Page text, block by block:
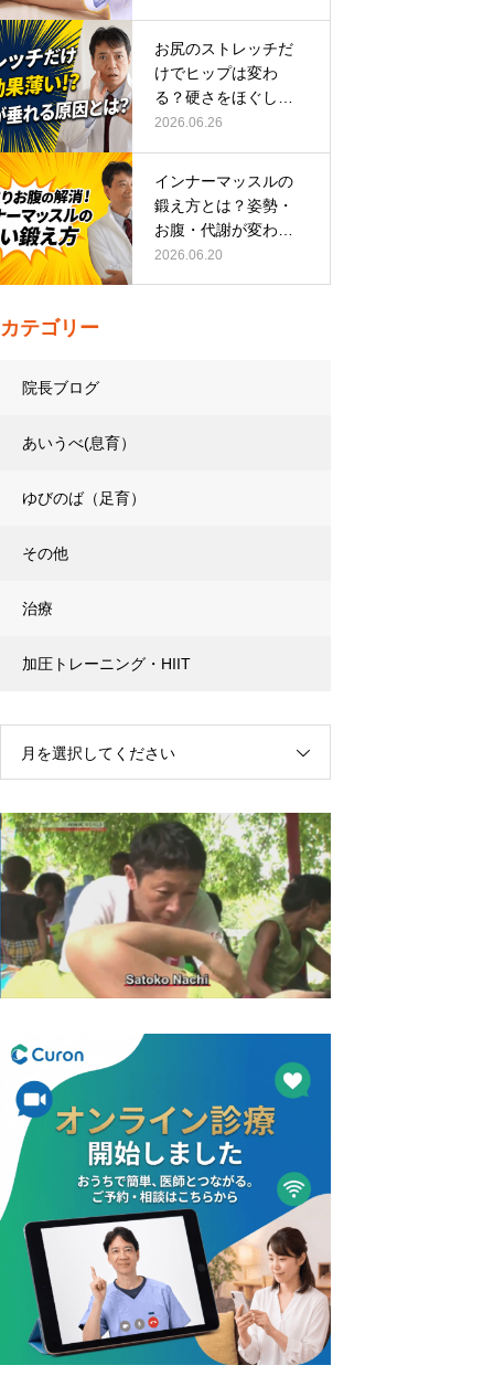
お尻のストレッチだ
けでヒップは変わ
る？硬さをほぐして
整える正しい方…
2026.06.26
インナーマッスルの
鍛え方とは？姿勢・
お腹・代謝が変わる
トレーニング…
2026.06.20
カテゴリー
院長ブログ
あいうべ(息育）
ゆびのば（足育）
その他
治療
加圧トレーニング・HIIT
月を選択してください